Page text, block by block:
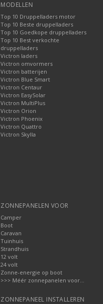
MODELLEN
Top 10 Druppelladers motor
Top 10 Beste druppelladers
Top 10 Goedkope druppelladers
Top 10 Best verkochte
druppelladers
Victron laders
Victron omvormers
Victron batterijen
Victron Blue Smart
Victron Centaur
Victron EasySolar
Victron MultiPlus
Victron Orion
Victron Phoenix
Victron Quattro
Victron Skylla
ZONNEPANELEN VOOR
Camper
Boot
Caravan
Tuinhuis
Strandhuis
12 volt
24 volt
Zonne-energie op boot
>>> Méér zonnepanelen voor...
ZONNEPANEEL INSTALLEREN